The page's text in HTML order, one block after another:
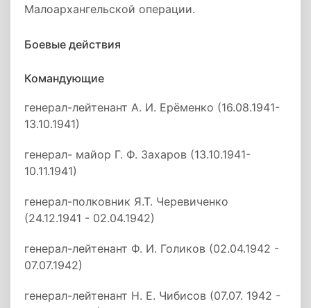
Малоархангельской операции.
Боевые действия
Командующие
генерал-лейтенант А. И. Ерёменко (16.08.1941-
13.10.1941)
генерал- майор Г. Ф. Захаров (13.10.1941-
10.11.1941)
генерал-полковник Я.Т. Черевиченко
(24.12.1941 - 02.04.1942)
генерал-лейтенант Ф. И. Голиков (02.04.1942 -
07.07.1942)
генерал-лейтенант Н. Е. Чибисов (07.07. 1942 -